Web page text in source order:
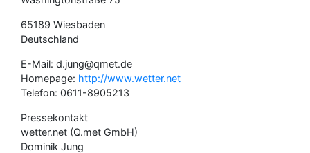
65189 Wiesbaden
Deutschland
E-Mail: d.jung@qmet.de
Homepage: http://www.wetter.net
Telefon: 0611-8905213
Pressekontakt
wetter.net (Q.met GmbH)
Dominik Jung